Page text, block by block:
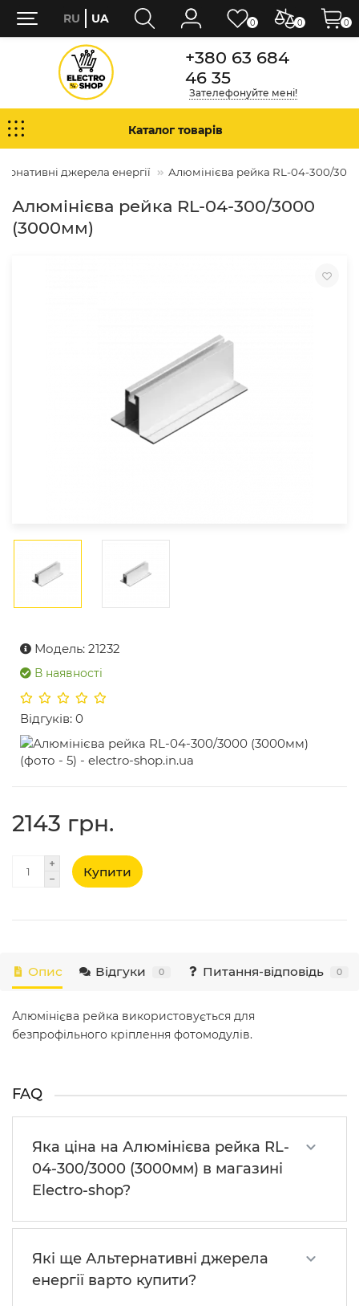
+380 63 684
46 35
Зателефонуйте мені!
Каталог товарів
джерела енергії Алюмінієва рейка RL-04-300/
Алюмінієва рейка RL-04-300/3000
(3000мм)
Модель: 21232
В наявності
Відгуків: 0
2143 грн.
Купити
Опис Відгуки 0 Питання-відповідь 0
Алюмінієва рейка використовується для
безпрофільного кріплення фотомодулів.
FAQ
Яка ціна на Алюмінієва рейка RL-
04-300/3000 (3000мм) в магазині
Electro-shop?
Які ще Альтернативні джерела
енергії варто купити?
0 0
RU UA 0